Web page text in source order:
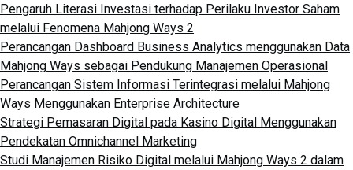
Pengaruh Literasi Investasi terhadap Perilaku Investor Saham
melalui Fenomena Mahjong Ways 2
Perancangan Dashboard Business Analytics menggunakan Data
Mahjong Ways sebagai Pendukung Manajemen Operasional
Perancangan Sistem Informasi Terintegrasi melalui Mahjong
Ways Menggunakan Enterprise Architecture
Strategi Pemasaran Digital pada Kasino Digital Menggunakan
Pendekatan Omnichannel Marketing
Studi Manajemen Risiko Digital melalui Mahjong Ways 2 dalam